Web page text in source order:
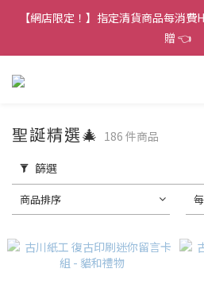
香港訂單金額滿HK$150包平郵｜滿
包順豐／京東
【網店限定！】指定清貨商品每消
贈 👈
香港訂單金額滿HK$150包平郵｜滿
聖誕精選🎄 186 件商品
篩選
商品排序